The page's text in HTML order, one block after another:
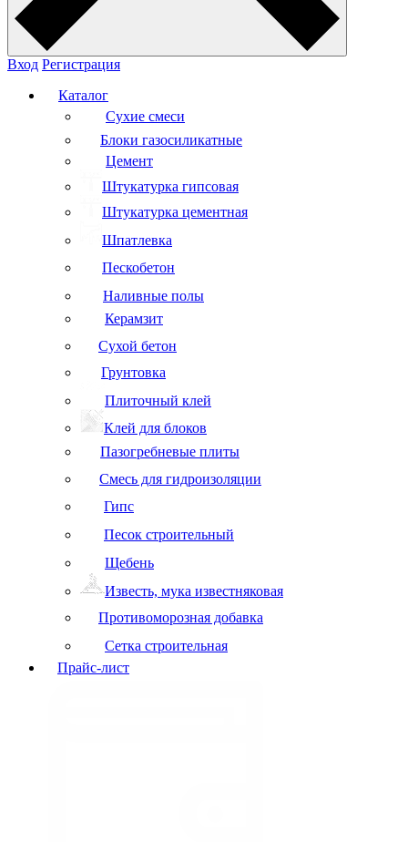
Вход Регистрация
Каталог
Сухие смеси
Блоки газосиликатные
Цемент
Штукатурка гипсовая
Штукатурка цементная
Шпатлевка
Пескобетон
Наливные полы
Керамзит
Сухой бетон
Грунтовка
Плиточный клей
Клей для блоков
Пазогребневые плиты
Смесь для гидроизоляции
Гипс
Песок строительный
Щебень
Известь, мука известняковая
Противоморозная добавка
Сетка строительная
Прайс-лист